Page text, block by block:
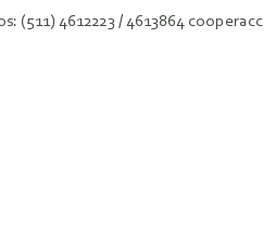
(511) 4612223 / 4613864